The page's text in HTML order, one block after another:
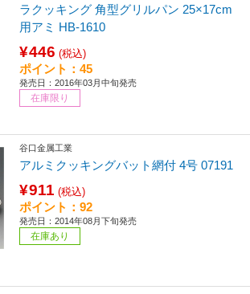
ラクッキング 角型グリルパン 25×17cm
用アミ HB-1610
¥446 (税込)
ポイント：45
発売日：2016年03月中旬発売
在庫限り
谷口金属工業
アルミクッキングバット網付 4号 07191
¥911 (税込)
ポイント：92
発売日：2014年08月下旬発売
在庫あり